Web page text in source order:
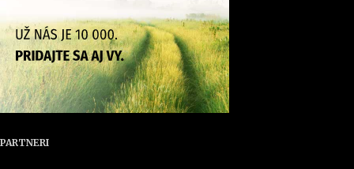
PARTNERI